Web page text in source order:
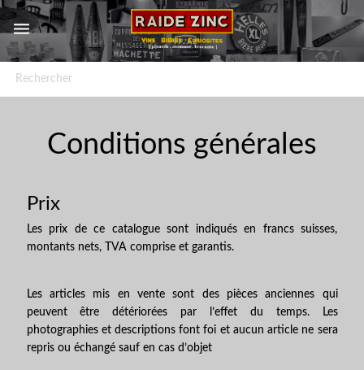

Conditions générales
Prix
Les prix de ce catalogue sont indiqués en francs suisses,
montants nets, TVA comprise et garantis.
Les articles mis en vente sont des pièces anciennes qui
peuvent être détériorées par l’effet du temps. Les
photographies et descriptions font foi et aucun article ne sera
repris ou échangé sauf en cas d’objet